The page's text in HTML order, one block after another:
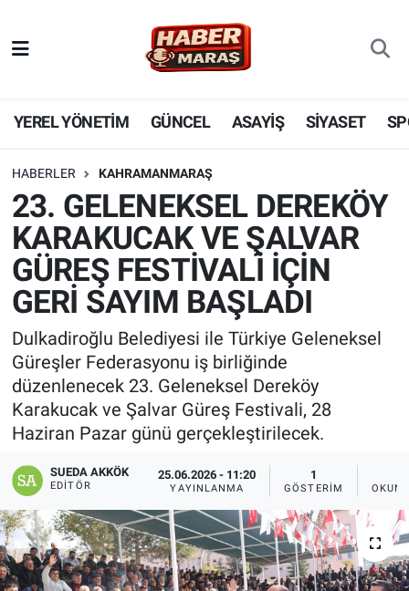
YEREL YÖNETİM GÜNCEL ASAYİŞ SİYASET
HABERLER KAHRAMANMARAŞ
23. GELENEKSEL DEREKÖY
KARAKUCAK VE ŞALVAR
GÜREŞ FESTİVALİ İÇİN
GERİ SAYIM BAŞLADI
Dulkadiroğlu Belediyesi ile Türkiye Geleneksel
Güreşler Federasyonu iş birliğinde
düzenlenecek 23. Geleneksel Dereköy
Karakucak ve Şalvar Güreş Festivali, 28
Haziran Pazar günü gerçekleştirilecek.
SUEDA AKKÖK
EDITÖR
25.06.2026 - 11:20
YAYINLANMA
1
GÖSTERIM
YEREL YÖNETİM
GÜNCEL
KADIN AİLE
SPOR
DÜNYA
EKONOMİ
SİYASET
SAĞLIK
YAŞAM
EĞİTİM
ASAYİŞ
Nöbetçi Eczaneler
Hava Durumu
Süper Lig Puan Durumu ve Fikstür
Tüm Manşetler
Son Dakika Haberleri
Haber Arşivi